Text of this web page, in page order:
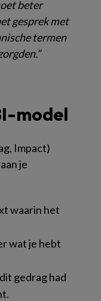
beter
gesprek met
termen
model
Impact)
je
waarin het
wat je hebt
gedrag had